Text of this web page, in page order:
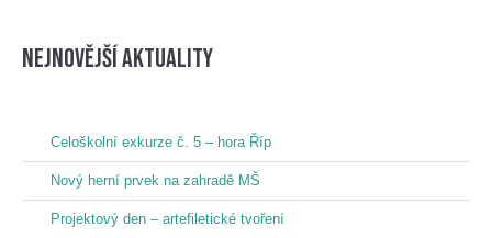
nejnovější aktuality
Celoškolní exkurze č. 5 – hora Říp
Nový herní prvek na zahradě MŠ
Projektový den – artefiletické tvoření